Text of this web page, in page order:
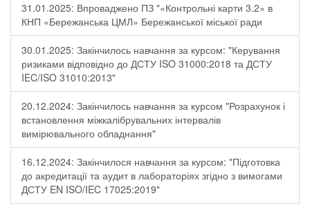
31.01.2025: Впроваджено ПЗ "«Контрольні карти 3.2» в
КНП «Бережанська ЦМЛ» Бережанської міської ради
30.01.2025: Закінчилось навчання за курсом: "Керування
ризиками відповідно до ДСТУ ISO 31000:2018 та ДСТУ
IEC/ISO 31010:2013"
20.12.2024: Закінчилось навчання за курсом "Розрахунок і
встановлення міжкалібрувальних інтервалів
вимірювального обладнання"
16.12.2024: Закінчилося навчання за курсом: "Підготовка
до акредитації та аудит в лабораторіях згідно з вимогами
ДСТУ EN ISO/IEC 17025:2019"